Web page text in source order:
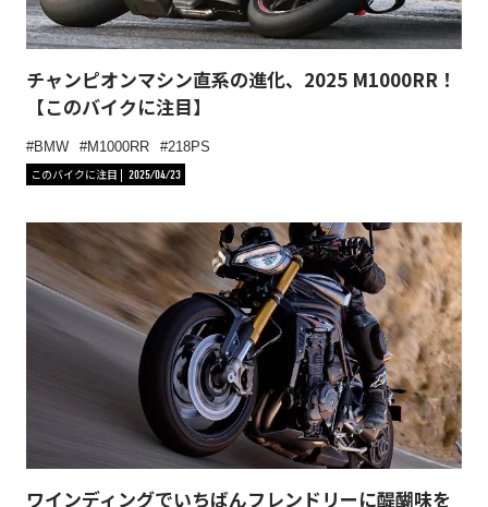
チャンピオンマシン直系の進化、2025 M1000RR！
【このバイクに注目】
BMW M1000RR
218PS
このバイクに注目
2025/04/23
ワインディングでいちばんフレンドリーに醍醐味を